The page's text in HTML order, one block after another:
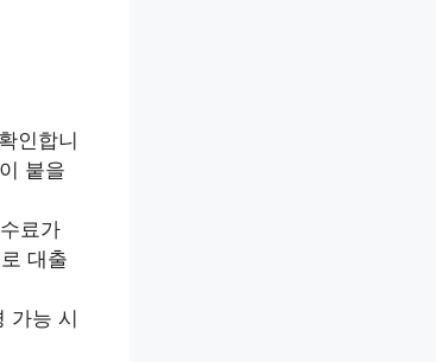
인합니
붙을
료가
대출
가능 시